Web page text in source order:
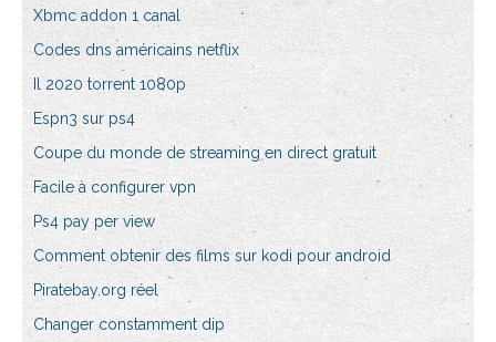
Xbmc addon 1 canal
Codes dns américains netflix
Il 2020 torrent 1080p
Espn3 sur ps4
Coupe du monde de streaming en direct gratuit
Facile à configurer vpn
Ps4 pay per view
Comment obtenir des films sur kodi pour android
Piratebay.org réel
Changer constamment dip